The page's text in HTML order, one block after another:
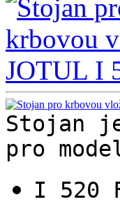
Stojan
pro
I 520